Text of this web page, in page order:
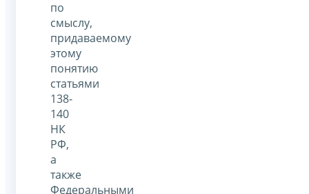
по
смыслу,
придаваемому
этому
понятию
статьями
138-
140
НК
РФ,
а
также
Федеральными